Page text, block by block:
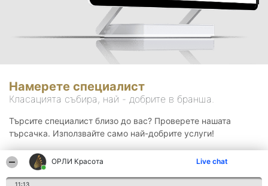
ОРЛИ Красота Live chat
11:13
Намерете специалист
Класацията събира, най - добрите в бранша.
Търсите специалист близо до вас? Проверете нашата
търсачка. Използвайте само най-добрите услуги!